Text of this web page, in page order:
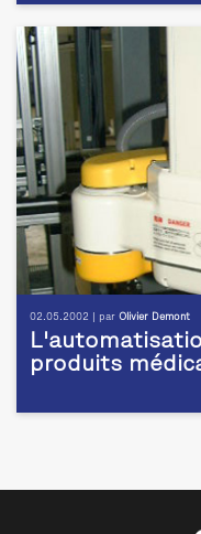
02.05.2002 | par Olivier Demont
produits